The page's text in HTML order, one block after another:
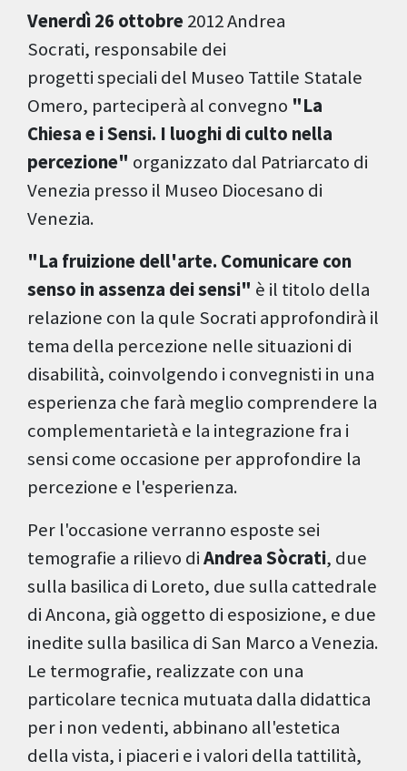
Venerdì 26 ottobre 2012 Andrea
Socrati, responsabile dei
progetti speciali del Museo Tattile Statale
Omero, parteciperà al convegno "La
Chiesa e i Sensi. I luoghi di culto nella
percezione" organizzato dal Patriarcato di
Venezia presso il Museo Diocesano di
Venezia.
"La fruizione dell'arte. Comunicare con
senso in assenza dei sensi" è il titolo della
relazione con la qule Socrati approfondirà il
tema della percezione nelle situazioni di
disabilità, coinvolgendo i convegnisti in una
esperienza che farà meglio comprendere la
complementarietà e la integrazione fra i
sensi come occasione per approfondire la
percezione e l'esperienza.
Per l'occasione verranno esposte sei
temografie a rilievo diAndrea Sòcrati, due
sulla basilica di Loreto, due sulla cattedrale
di Ancona, già oggetto di esposizione, e due
inedite sulla basilica di San Marco a Venezia.
Le termografie, realizzate con una
particolare tecnica mutuata dalla didattica
per i non vedenti, abbinano all'estetica
della vista, i piaceri e i valori della tattilità,